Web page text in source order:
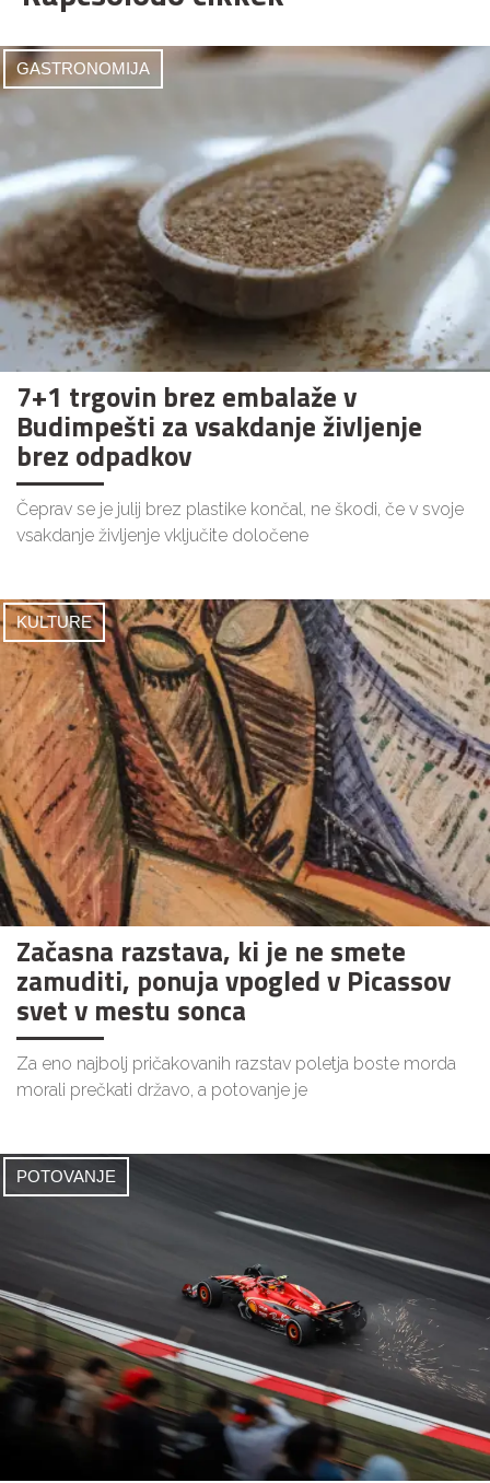
GASTRONOMIJA
7+1 trgovin brez embalaže v
Budimpešti za vsakdanje življenje
brez odpadkov
Čeprav se je julij brez plastike končal, ne škodi, če v svoje
vsakdanje življenje vključite določene
KULTURE
Začasna razstava, ki je ne smete
zamuditi, ponuja vpogled v Picassov
svet v mestu sonca
Za eno najbolj pričakovanih razstav poletja boste morda
morali prečkati državo, a potovanje je
POTOVANJE